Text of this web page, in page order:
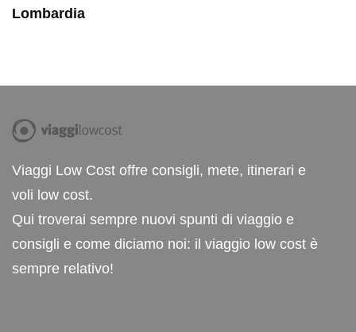
Lombardia
Viaggi Low Cost offre consigli, mete, itinerari e
voli low cost.
Qui troverai sempre nuovi spunti di viaggio e
consigli e come diciamo noi: il viaggio low cost è
sempre relativo!